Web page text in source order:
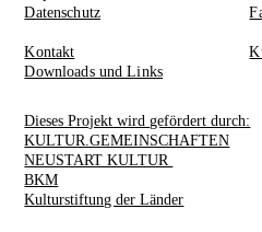
Datenschutz
Kontakt
Downloads und Links
Dieses Projekt wird gefördert durch:
KULTUR.GEMEINSCHAFTEN
NEUSTART KULTUR
BKM
Kulturstiftung der Länder